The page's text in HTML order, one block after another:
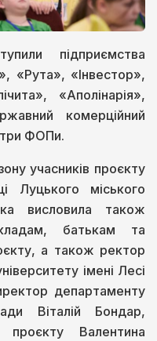
підприємства
«Рута», «Інвестор»,
«Аполінарія»,
комерційний
ФОПи.
учасників проєкту
Луцького міського
висловила також
батькам та
а також ректор
імені Лесі
департаменту
Віталій Бондар,
проєкту Валентина